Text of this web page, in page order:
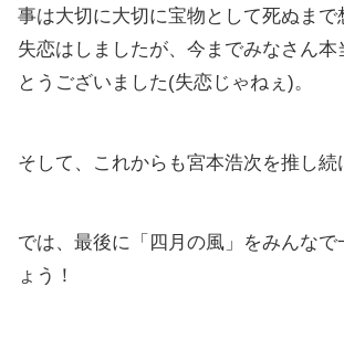
事は大切に大切に宝物として死ぬまで
失恋はしましたが、今までみなさん
とうございました(失恋じゃねぇ)。
そして、これからも宮本浩次を推し続
では、最後に「四月の風」をみんなで
ょう！